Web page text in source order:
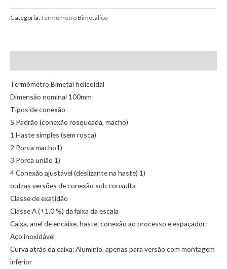
Categoria:Termómetro Bimetálico
Termômetro Bimetal helicoidal
Dimensão nominal 100mm
Tipos de conexão
S Padrão (conexão rosqueada, macho)
1 Haste simples (sem rosca)
2 Porca macho1)
3 Porca união 1)
4 Conexão ajustável (deslizante na haste) 1)
outras versões de conexão sob consulta
Classe de exatidão
Classe A (±1,0 %) da faixa da escala
Caixa, anel de encaixe, haste, conexão ao processo e espaçador:
Aço inoxidável
Curva atrás da caixa: Alumínio, apenas para versão com montagem
inferior